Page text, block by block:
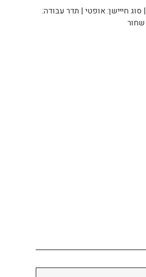
מק"ט יצרן: 920-008689 | סוג חייישן: אופטי | תדר עבודה: